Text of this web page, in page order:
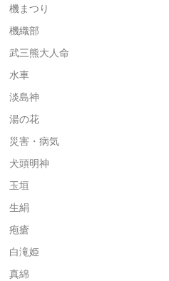
機まつり
機織部
武三熊大人命
水車
淡島神
湯の花
災害・病気
犬頭明神
玉垣
生絹
疱瘡
白滝姫
真綿